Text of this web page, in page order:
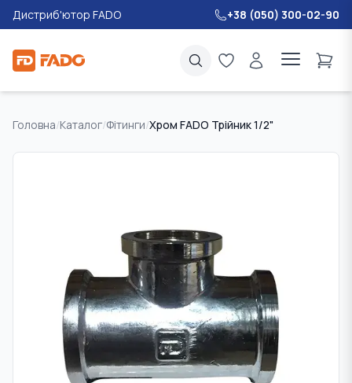
Дистриб'ютор FADO +38 (050) 300-02-90
Головна/Каталог/Фітинги/Хром FADO Трійник 1/2"